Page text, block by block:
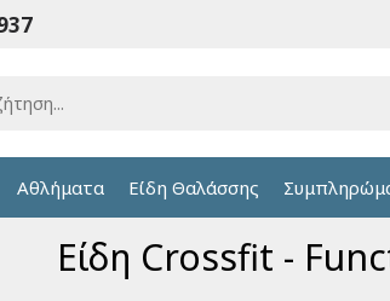
Αθλήματα Είδη Θαλάσσης
Είδη Crossfit -